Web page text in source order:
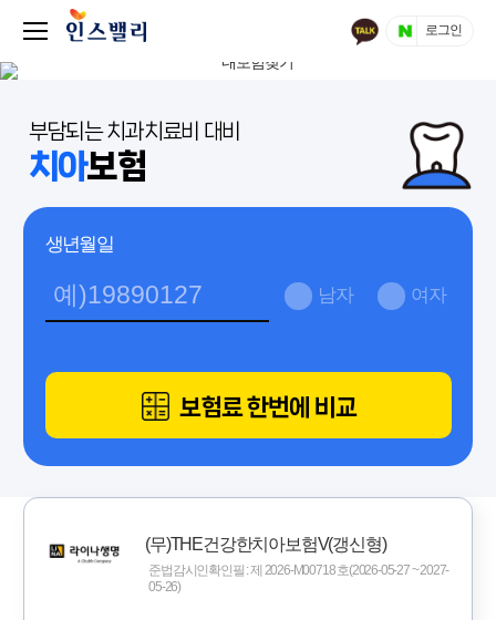
로그인
부담되는 치과치료비 대비
치아보험
생년월일
남자 여자
보험료 한번에 비교
(무)THE건강한치아보험V(갱신형)
준법감시인확인필 : 제 2026-M00718 호(2026-05-27 ~ 2027-
05-26)